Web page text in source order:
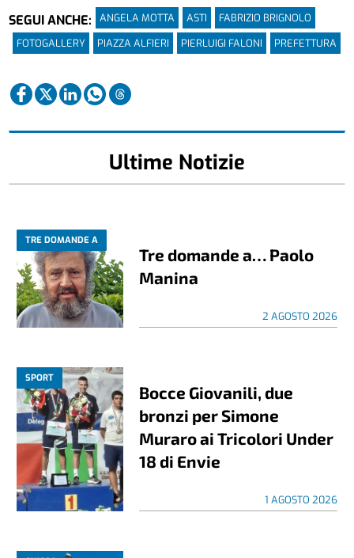
SEGUI ANCHE:
ANGELA MOTTA ASTI
FABRIZIO BRIGNOLO
FOTOGALLERY
PIAZZA ALFIERI PIERLUIGI FALONI PREFETTURA
Ultime Notizie
TRE DOMANDE A
Tre domande a… Paolo
Manina
2 AGOSTO 2026
SPORT
Bocce Giovanili, due
bronzi per Simone
Muraro ai Tricolori Under
18 di Envie
1 AGOSTO 2026